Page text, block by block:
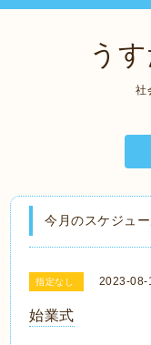
う
社
今月のスケジュ
指定なし 2023-08-
始業式